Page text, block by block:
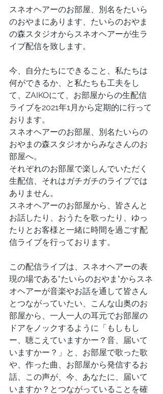
スネオヘアーのお部屋、別名をたいら
のおやまにあります、たいらのおやま
の森スタジオからスネオヘアーが生ラ
イブ配信を致します。
今、自分たちにできること、私たちは
何ができるか、と私たちも工夫をし
て、ZAIKOにて、お部屋からの生配信
ライブを2021年1月から定期的に行って
おります。
スネオヘアーのお部屋、別名たいらの
おやまの森スタジオからみなさんのお
部屋へ。
それぞれのお部屋で楽しんでいただく
生配信、それはガチガチのライブでは
ありません。
スネオヘアーのお部屋から、皆さんと
お話したり、おうたを歌ったり、ゆっ
たりとお客様と一緒に時間を過ごす配
信ライブを行っております。
この配信ライブは、スネオヘアーの表
現の場である"たいらのおやま"からスネ
オヘアーが音楽やお話を通して皆さん
とつながっていたい、こんな山奥のお
部屋から、一人一人の耳元でお部屋の
ドアをノックするように「もしもし
ー、聴こえていますかー？音、届いて
いますかー？」と、お部屋で歌った歌
や、作った曲、お部屋から発信するお
話、この声が、今、あなたに、届いて
いますか？とつながっていることを確